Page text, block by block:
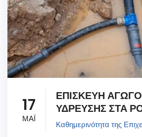
17
ΜΑΪ
ΕΠΙΣΚΕΥΗ
ΥΔΡΕΥΣΗΣ ΣΤΑ
Καθημερινότητα της